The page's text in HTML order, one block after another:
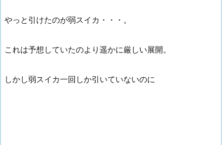
やっと引けたのが弱スイカ・・・。
これは予想していたのより遥かに厳しい展開。
しかし弱スイカ一回しか引いていないのに